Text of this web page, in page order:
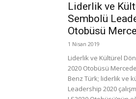
Liderlik ve
Sembolü
Otobüsü
1 Nisan 2019
Liderlik ve Kültürel
2020 Otobüsü
Benz Türk; liderlik ve
Leadership 2020